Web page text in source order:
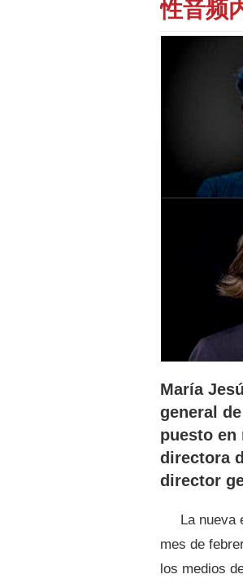
性音频
María
general
puesto en
directora
director
La nueva
mes de
los medios